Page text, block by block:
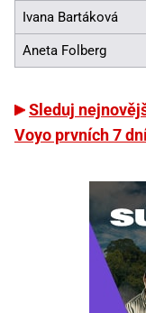
Ivana Bartáková
Aneta Folberg
Sleduj
Voyo prvních 7